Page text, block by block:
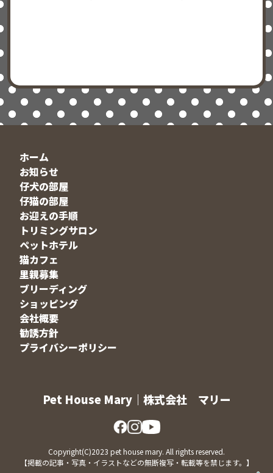
ホーム
お知らせ
仔犬の部屋
仔猫の部屋
お迎えの手順
トリミングサロン
ペットホテル
猫カフェ
里親募集
ブリーディング
ショッピング
会社概要
勧誘方針
プライバシーポリシー
Pet House Mary｜株式会社 マリー
Copyright(C)2023 pet house mary. All rights reserved.
【掲載の記事・写真・イラストなどの無断複写・転載等を禁じます。】